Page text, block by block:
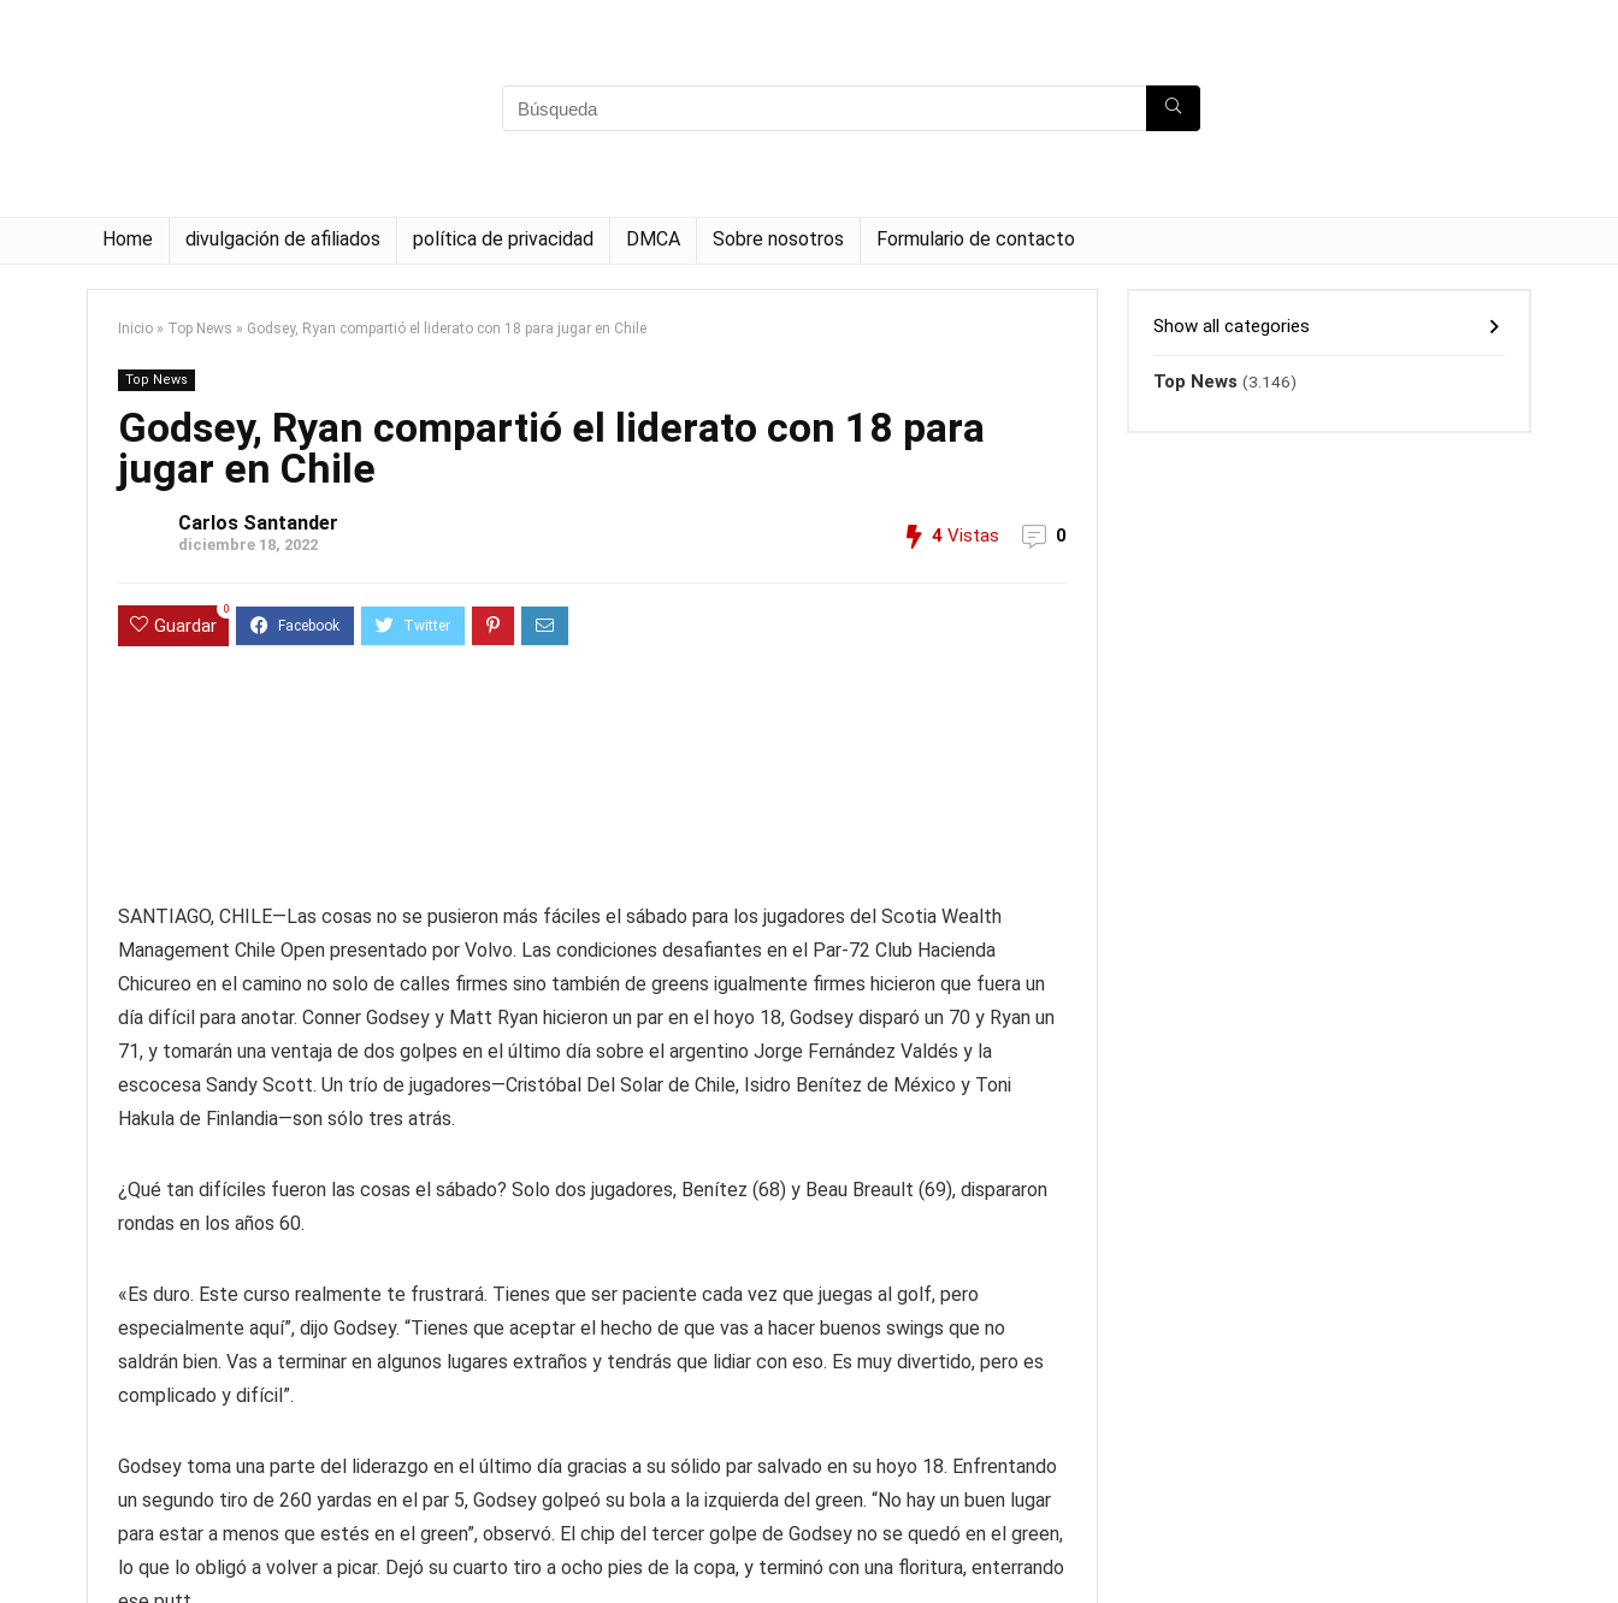
Home divulgación de afiliados política de privacidad DMCA Sobre nosotros Formulario de contacto
Inicio » Top News » Godsey, Ryan compartió el liderato con 18 para jugar en Chile
Top News
Godsey, Ryan compartió el liderato con 18 para
jugar en Chile
Carlos Santander
diciembre 18, 2022 4 Vistas 0
Guardar
0
SANTIAGO, CHILE—Las cosas no se pusieron más fáciles el sábado para los jugadores del Scotia Wealth
Management Chile Open presentado por Volvo. Las condiciones desafiantes en el Par-72 Club Hacienda
Chicureo en el camino no solo de calles firmes sino también de greens igualmente firmes hicieron que fuera un
día difícil para anotar. Conner Godsey y Matt Ryan hicieron un par en el hoyo 18, Godsey disparó un 70 y Ryan un
71, y tomarán una ventaja de dos golpes en el último día sobre el argentino Jorge Fernández Valdés y la
escocesa Sandy Scott. Un trío de jugadores—Cristóbal Del Solar de Chile, Isidro Benítez de México y Toni
Hakula de Finlandia—son sólo tres atrás.
¿Qué tan difíciles fueron las cosas el sábado? Solo dos jugadores, Benítez (68) y Beau Breault (69), dispararon
rondas en los años 60.
«Es duro. Este curso realmente te frustrará. Tienes que ser paciente cada vez que juegas al golf, pero
especialmente aquí”, dijo Godsey. “Tienes que aceptar el hecho de que vas a hacer buenos swings que no
saldrán bien. Vas a terminar en algunos lugares extraños y tendrás que lidiar con eso. Es muy divertido, pero es
complicado y difícil”.
Godsey toma una parte del liderazgo en el último día gracias a su sólido par salvado en su hoyo 18. Enfrentando
un segundo tiro de 260 yardas en el par 5, Godsey golpeó su bola a la izquierda del green. “No hay un buen lugar
para estar a menos que estés en el green”, observó. El chip del tercer golpe de Godsey no se quedó en el green,
lo que lo obligó a volver a picar. Dejó su cuarto tiro a ocho pies de la copa, y terminó con una floritura, enterrando
Show all categories
Top News (3.146)